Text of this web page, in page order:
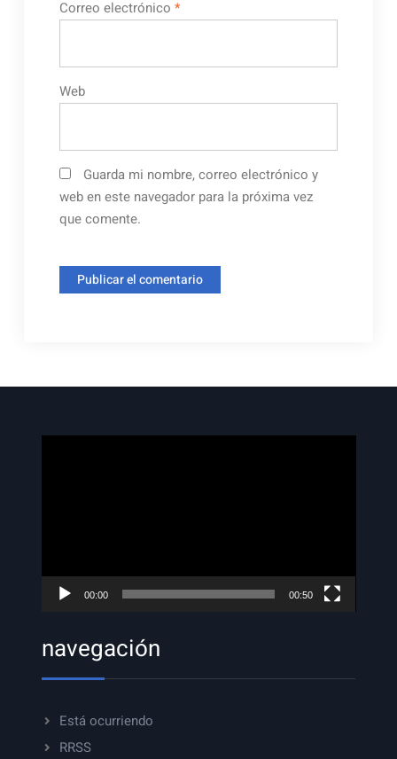
Correo electrónico *
Web
Guarda mi nombre, correo electrónico y
web en este navegador para la próxima vez
que comente.
00:00 00:50
navegación
Está ocurriendo
RRSS